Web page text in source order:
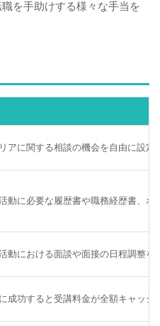
を手助けする様々な手当を
アに関する相談の機会を自由に設定
動に必要な履歴書や職務経歴書、
動における面談や面接の日程調整を
成功すると受講料金が全額キャッシ